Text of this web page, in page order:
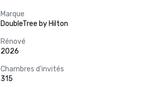
Marque
DoubleTree by Hilton
Rénové
2026
Chambres d'invités
315